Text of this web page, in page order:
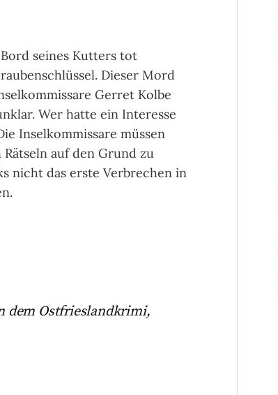
seines Kutters tot
Dieser Mord
Gerret Kolbe
Wer hatte ein Interesse
Inselkommissare müssen
auf den Grund zu
nicht das erste Verbrechen in
dem Ostfrieslandkrimi,